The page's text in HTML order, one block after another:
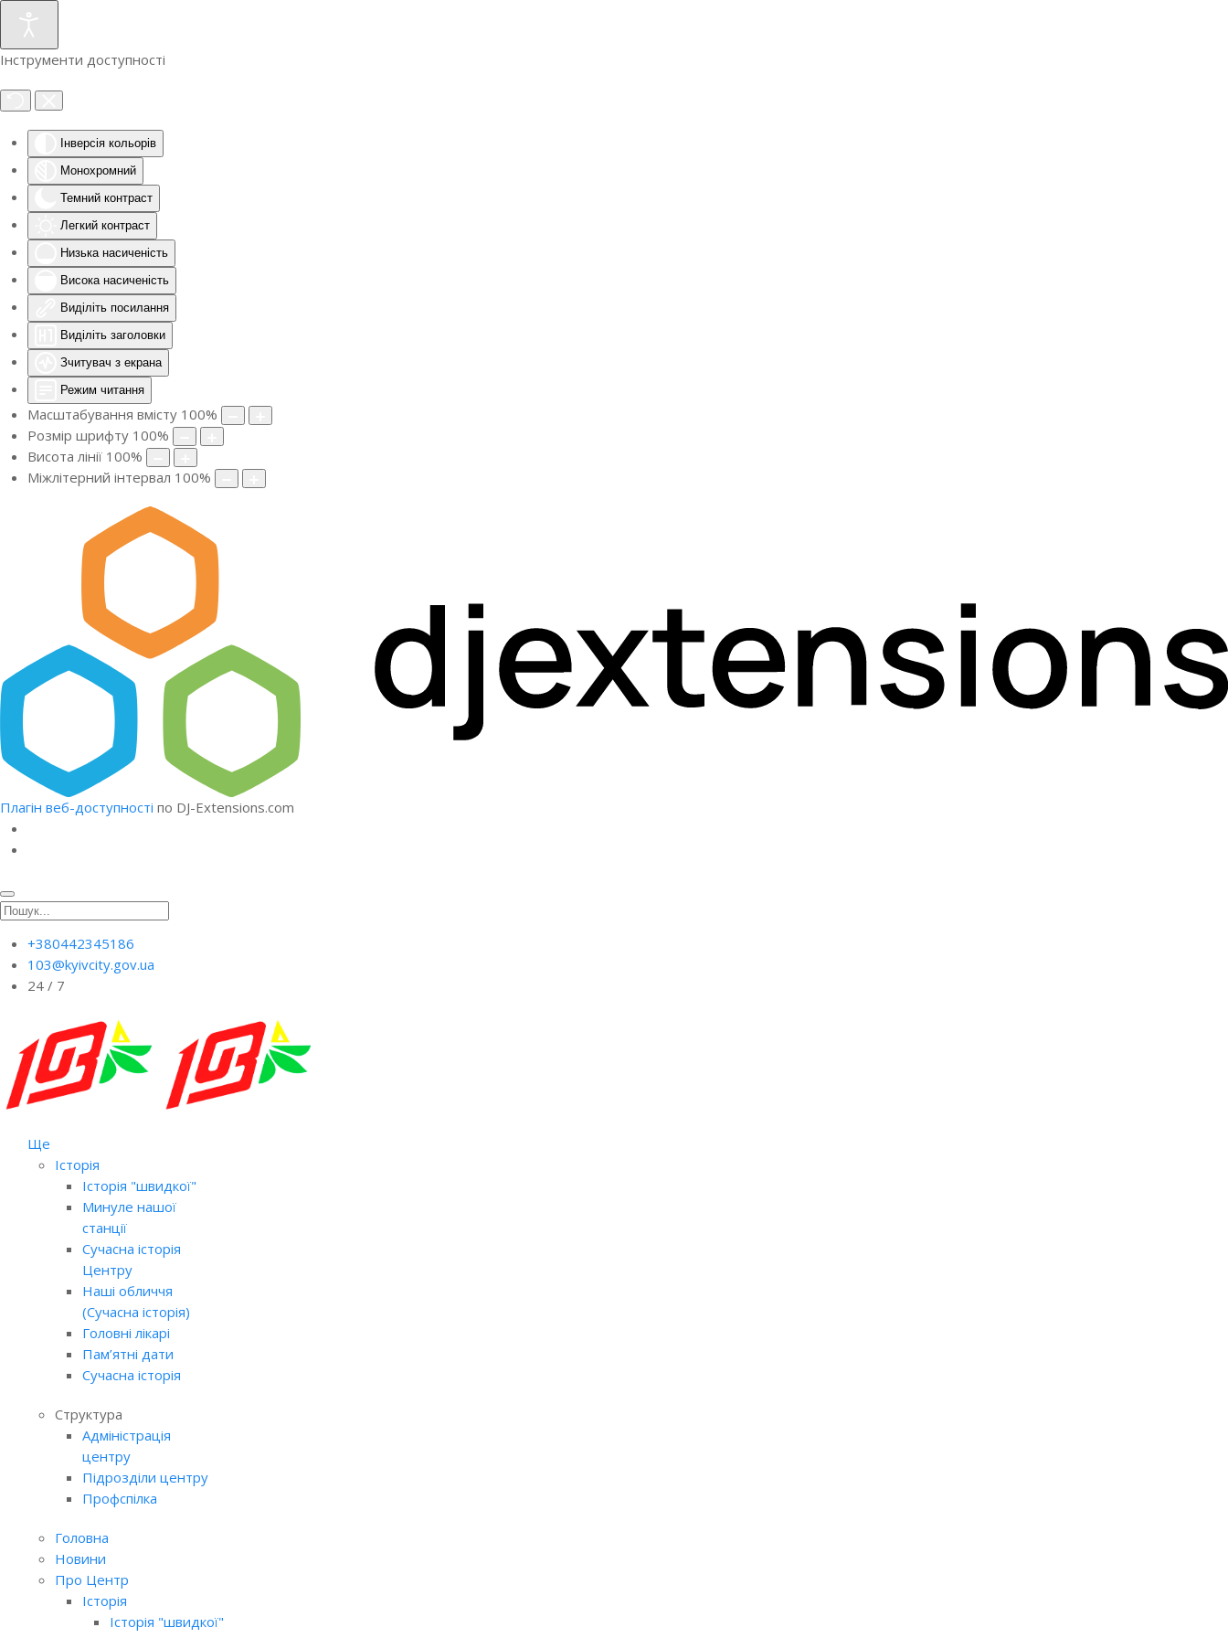
Інструменти доступності
Інверсія кольорів
Монохромний
Темний контраст
Легкий контраст
Низька насиченість
Висока насиченість
Виділіть посилання
Виділіть заголовки
Зчитувач з екрана
Режим читання
Масштабування вмісту 100%
Розмір шрифту 100%
Висота лінії 100%
Міжлітерний інтервал 100%
Плагін веб-доступності по DJ-Extensions.com
+380442345186
103@kyivcity.gov.ua
24 / 7
Ще
Історія
Історія "швидкої"
Минуле нашої
станції
Сучасна історія
Центру
Наші обличчя
(Сучасна історія)
Головні лікарі
Пам’ятні дати
Сучасна історія
Структура
Адміністрація
центру
Підрозділи центру
Профспілка
Головна
Новини
Про Центр
Історія
Історія "швидкої"